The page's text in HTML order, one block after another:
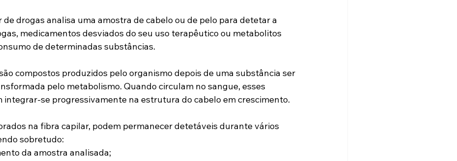
de drogas analisa uma amostra de cabelo ou de pelo para detetar a
medicamentos desviados do seu uso terapêutico ou metabolitos
de determinadas substâncias.
compostos produzidos pelo organismo depois de uma substância ser
pelo metabolismo. Quando circulam no sangue, esses
integrar-se progressivamente na estrutura do cabelo em crescimento.
na fibra capilar, podem permanecer detetáveis durante vários
sobretudo:
da amostra analisada;